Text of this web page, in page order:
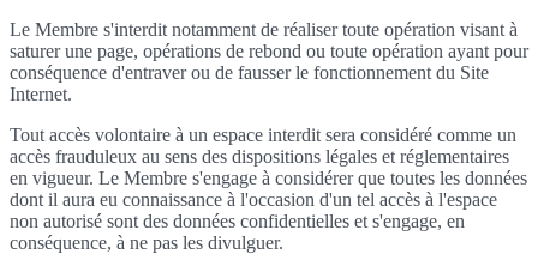
Le Membre s'interdit notamment de réaliser toute opération visant à
saturer une page, opérations de rebond ou toute opération ayant pour
conséquence d'entraver ou de fausser le fonctionnement du Site
Internet.
Tout accès volontaire à un espace interdit sera considéré comme un
accès frauduleux au sens des dispositions légales et réglementaires
en vigueur. Le Membre s'engage à considérer que toutes les données
dont il aura eu connaissance à l'occasion d'un tel accès à l'espace
non autorisé sont des données confidentielles et s'engage, en
conséquence, à ne pas les divulguer.